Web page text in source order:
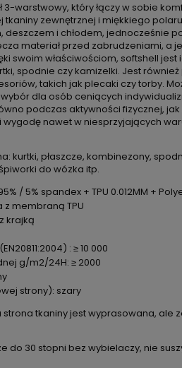
warstwowy, który łączy w sobie
tkaniny zewnętrznej i miękkiego
i chłodem, jednocześnie
materiał przed zabrudzeniami, a
swoim właściwościom, softshell
spodnie czy kamizelki. Jest
takich jak plecaki czy torby.
dla osób ceniących
podczas aktywności fizycznej,
wygodę nawet w niesprzyjających
kurtki, płaszcze, kombinezony,
do wózka itp.
/ 5% spandex + TPU 0.012MM +
membraną TPU
krajką
: ≥ 10 000
g/m2/24H: ≥ 2000
strony): szary
tkaniny jest wyprasowana, ale
do 30 stopni bez wybielaczy, nie